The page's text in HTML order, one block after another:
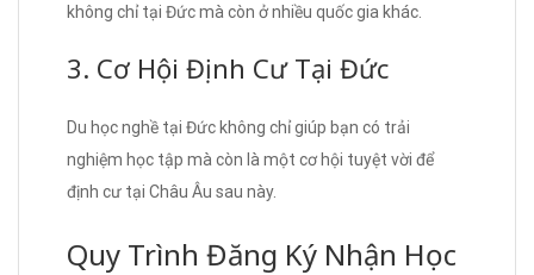
không chỉ tại Đức mà còn ở nhiều quốc gia khác.
3. Cơ Hội Định Cư Tại Đức
Du học nghề tại Đức không chỉ giúp bạn có trải
nghiệm học tập mà còn là một cơ hội tuyệt vời để
định cư tại Châu Âu sau này.
Quy Trình Đăng Ký Nhận Học